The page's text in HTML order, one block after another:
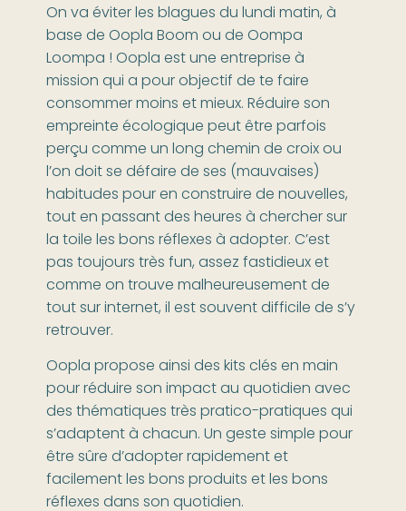
On va éviter les blagues du lundi matin, à
base de Oopla Boom ou de Oompa
Loompa ! Oopla est une entreprise à
mission qui a pour objectif de te faire
consommer moins et mieux. Réduire son
empreinte écologique peut être parfois
perçu comme un long chemin de croix ou
l’on doit se défaire de ses (mauvaises)
habitudes pour en construire de nouvelles,
tout en passant des heures à chercher sur
la toile les bons réflexes à adopter. C’est
pas toujours très fun, assez fastidieux et
comme on trouve malheureusement de
tout sur internet, il est souvent difficile de s’y
retrouver.
Oopla propose ainsi des kits clés en main
pour réduire son impact au quotidien avec
des thématiques très pratico-pratiques qui
s’adaptent à chacun. Un geste simple pour
être sûre d’adopter rapidement et
facilement les bons produits et les bons
réflexes dans son quotidien.